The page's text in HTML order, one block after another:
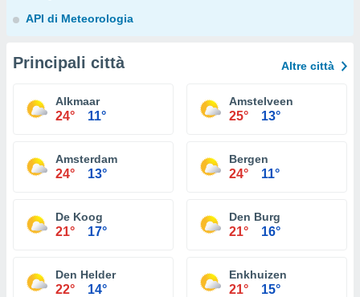
API di Meteorologia
Principali città Altre città
Alkmaar
24° 11°
Amstelveen
25° 13°
Amsterdam
24° 13°
Bergen
24° 11°
De Koog
21° 17°
Den Burg
21° 16°
Den Helder
22° 14°
Enkhuizen
21° 15°